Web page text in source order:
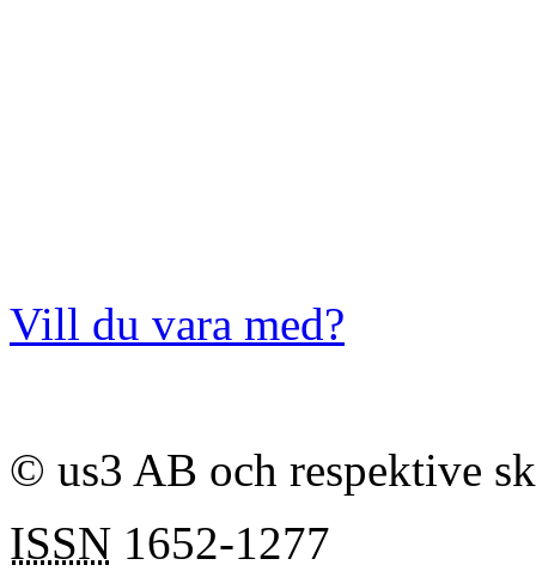
Vill du vara med?
© us3 AB och respektive
ISSN 1652-1277